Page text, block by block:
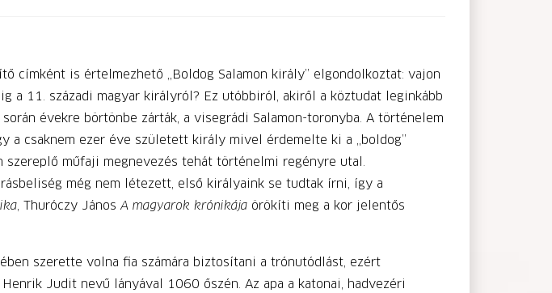
címként is értelmezhető „Boldog Salamon király” elgondolkoztat: vajon
a 11. századi magyar királyról? Ez utóbbiról, akiről a köztudat leginkább
évekre börtönbe zárták, a visegrádi Salamon-toronyba. A történelem
a csaknem ezer éve született király mivel érdemelte ki a „boldog”
műfaji megnevezés tehát történelmi regényre utal.
még nem létezett, első királyaink se tudtak írni, így a
, Thuróczy János A magyarok krónikája örökíti meg a kor jelentős
szerette volna fia számára biztosítani a trónutódlást, ezért
Judit nevű lányával 1060 őszén. Az apa a katonai, hadvezéri